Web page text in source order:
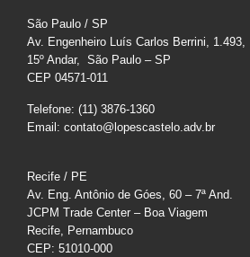
São Paulo / SP
Av. Engenheiro Luís Carlos Berrini, 1.493,
15º Andar, São Paulo – SP
CEP 04571-011
Telefone: (11) 3876-1360
Email: contato@lopescastelo.adv.br
Recife / PE
Av. Eng. Antônio de Góes, 60 – 7ª And.
JCPM Trade Center – Boa Viagem
Recife, Pernambuco
CEP: 51010-000